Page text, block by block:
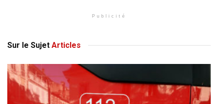
Publicité
Sur le Sujet Articles